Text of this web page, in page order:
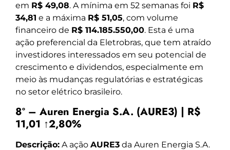
em R$ 49,08. A mínima em 52 semanas foi R$
34,81 e a máxima R$ 51,05, com volume
financeiro de R$ 114.185.550,00. Esta é uma
ação preferencial da Eletrobras, que tem atraído
investidores interessados em seu potencial de
crescimento e dividendos, especialmente em
meio às mudanças regulatórias e estratégicas
no setor elétrico brasileiro.
8º – Auren Energia S.A. (AURE3) | R$
11,01 ↑2,80%
Descrição: A ação AURE3 da Auren Energia S.A.